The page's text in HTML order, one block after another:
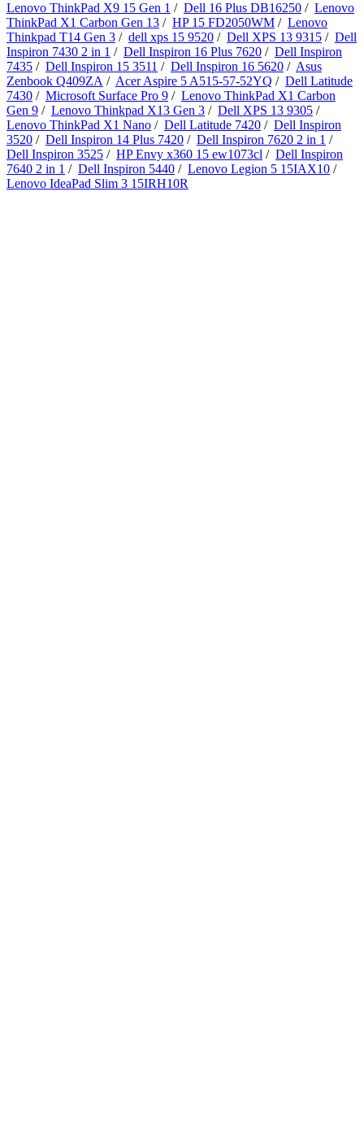
Lenovo ThinkPad X9 15 Gen 1 / Dell 16 Plus DB16250 / Lenovo
ThinkPad X1 Carbon Gen 13 / HP 15 FD2050WM / Lenovo
Thinkpad T14 Gen 3 / dell xps 15 9520 / Dell XPS 13 9315 / Dell
Inspiron 7430 2 in 1 / Dell Inspiron 16 Plus 7620 / Dell Inspiron
7435 / Dell Inspiron 15 3511 / Dell Inspiron 16 5620 / Asus
Zenbook Q409ZA / Acer Aspire 5 A515-57-52YQ / Dell Latitude
7430 / Microsoft Surface Pro 9 / Lenovo ThinkPad X1 Carbon
Gen 9 / Lenovo Thinkpad X13 Gen 3 / Dell XPS 13 9305 /
Lenovo ThinkPad X1 Nano / Dell Latitude 7420 / Dell Inspiron
3520 / Dell Inspiron 14 Plus 7420 / Dell Inspiron 7620 2 in 1 /
Dell Inspiron 3525 / HP Envy x360 15 ew1073cl / Dell Inspiron
7640 2 in 1 / Dell Inspiron 5440 / Lenovo Legion 5 15IAX10 /
Lenovo IdeaPad Slim 3 15IRH10R